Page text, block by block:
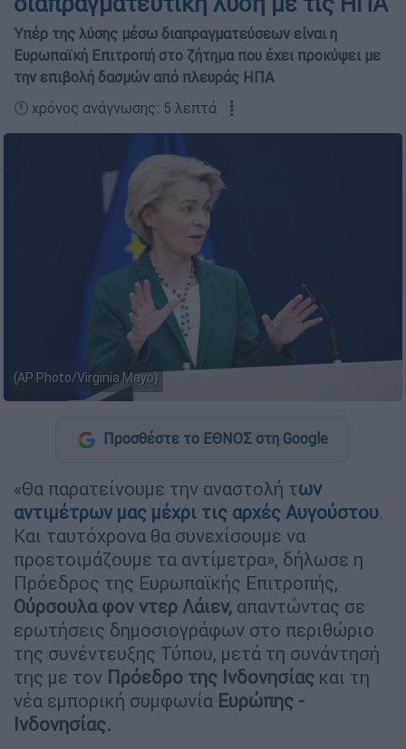
Υπέρ της λύσης μέσω διαπραγματεύσεων είναι η
Ευρωπαϊκή Επιτροπή στο ζήτημα που έχει προκύψει με
την επιβολή δασμών από πλευράς ΗΠΑ
🕛 χρόνος ανάγνωσης: 5 λεπτά ┋
(AP Photo/Virginia Mayo)
Προσθέστε το ΕΘΝΟΣ στη Google
«Θα παρατείνουμε την αναστολή των
αντιμέτρων μας μέχρι τις αρχές Αυγούστου.
Και ταυτόχρονα θα συνεχίσουμε να
προετοιμάζουμε τα αντίμετρα», δήλωσε η
Πρόεδρος της Ευρωπαϊκής Επιτροπής,
Ούρσουλα φον ντερ Λάιεν, απαντώντας σε
ερωτήσεις δημοσιογράφων στο περιθώριο
της συνέντευξης Τύπου, μετά τη συνάντησή
της με τον Πρόεδρο της Ινδονησίας και τη
νέα εμπορική συμφωνία Ευρώπης -
Ινδονησίας.